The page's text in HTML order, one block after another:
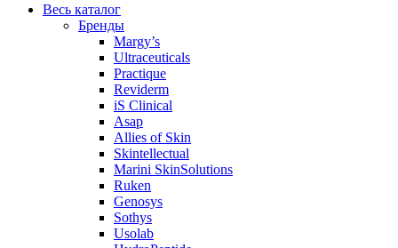
Весь каталог
Бренды
Margy’s
Ultraceuticals
Practique
Reviderm
iS Clinical
Asap
Allies of Skin
Skintellectual
Marini SkinSolutions
Ruken
Genosys
Sothys
Usolab